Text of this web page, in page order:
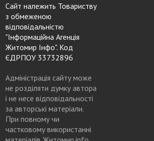
Сайт належить Товариству
з обмеженою
відповідальністю
"Інформаційна Агенція
Житомир Інфо". Код
ЄДРПОУ 33732896
Адміністрація сайту може
не розділяти думку автора
і не несе відповідальності
за авторські матеріали.
При повному чи
частковому використанні